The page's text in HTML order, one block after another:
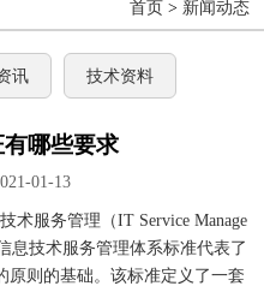
首页 > 新闻动态
讯 技术资料
有哪些要求
01-13
术服务管理（IT Service Manage
息技术服务管理体系标准代表了
则的基础。该标准定义了一套